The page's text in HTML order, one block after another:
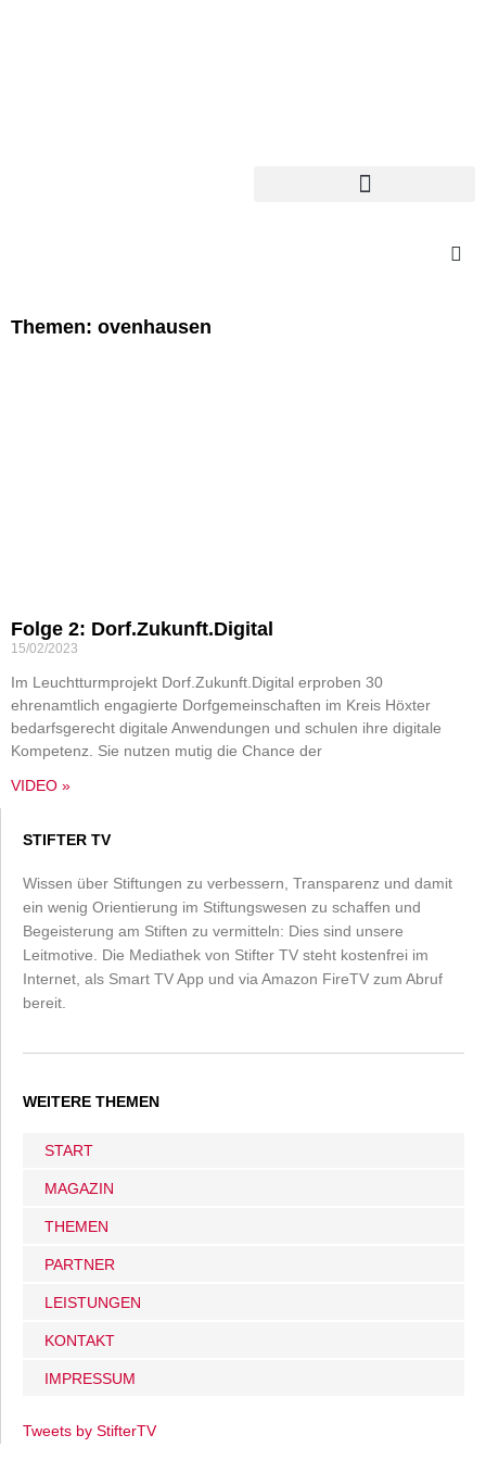
Themen: ovenhausen
Folge 2: Dorf.Zukunft.Digital
15/02/2023
Im Leuchtturmprojekt Dorf.Zukunft.Digital erproben 30
ehrenamtlich engagierte Dorfgemeinschaften im Kreis Höxter
bedarfsgerecht digitale Anwendungen und schulen ihre digitale
Kompetenz. Sie nutzen mutig die Chance der
VIDEO »
STIFTER TV
Wissen über Stiftungen zu verbessern, Transparenz und damit
ein wenig Orientierung im Stiftungswesen zu schaffen und
Begeisterung am Stiften zu vermitteln: Dies sind unsere
Leitmotive. Die Mediathek von Stifter TV steht kostenfrei im
Internet, als Smart TV App und via Amazon FireTV zum Abruf
bereit.
WEITERE THEMEN
START
MAGAZIN
THEMEN
PARTNER
LEISTUNGEN
KONTAKT
IMPRESSUM
Tweets by StifterTV